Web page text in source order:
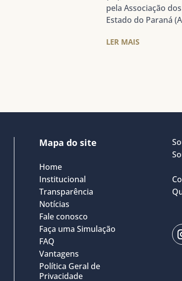
pela Associação
Estado do Paraná
LER MAIS
Mapa do site
Home
Institucional
Transparência
Notícias
Fale conosco
Faça uma Simulação
FAQ
Vantagens
Política Geral de
Privacidade